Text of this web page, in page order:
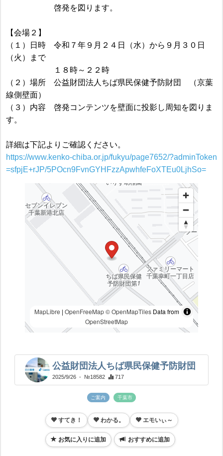
啓発を図ります。
【会場２】
（１）日時 令和７年９月２４日（水）から９月３０日
（火）まで
１８時～２２時
（２）場所 公益財団法人ちば県民保健予防財団 （京葉
線側壁面）
（３）内容 啓発コンテンツを壁面に投影し周知を図りま
す。
詳細は下記よりご確認ください。
https://www.kenko-chiba.or.jp/fukyu/page7652/?adminToken
=sfpjE+rJP/5POcn9FvnGYHFzzApwhfeFoXTEu0LjhSo=
MapLibre | OpenFreeMap © OpenMapTilesData from
OpenStreetMap
公益財団法人ちば県民保健予防財団
2025/9/26 - №18582 717
ご案内 千葉市
すてき！ わかる。 エモいぃ～
お気に入りに追加 おすすめに追加